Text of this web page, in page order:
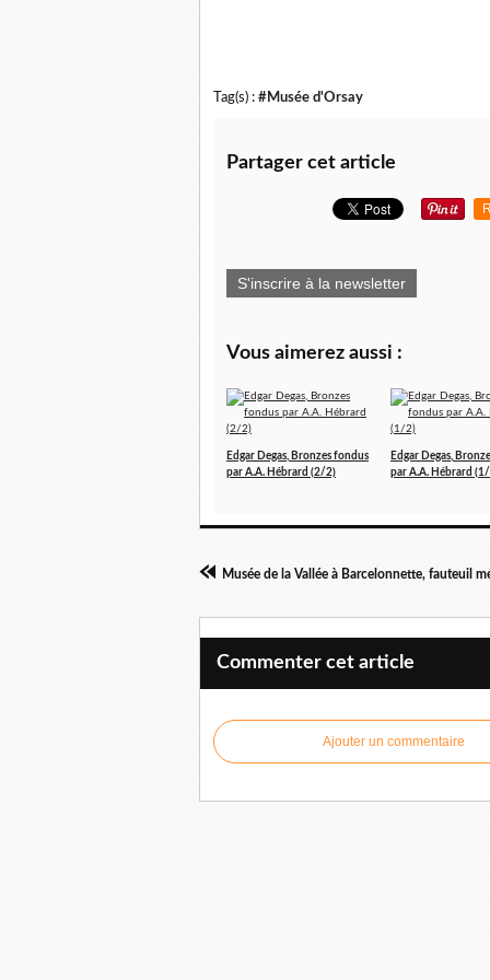
Tag(s) : #Musée d'Orsay
Partager cet article
S'inscrire à la newsletter
Vous aimerez aussi :
Edgar Degas, Bronzes fondus
par A.A. Hébrard (2/2)
Edgar Degas,
par A.A. Hébrard
Musée de la Vallée à Barcelonnette, fauteuil
Commenter cet article
Ajouter un commentaire